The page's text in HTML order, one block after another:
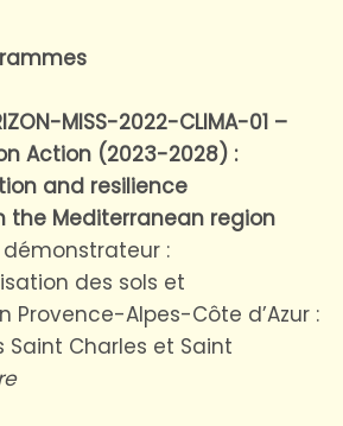
MISS-2022-CLIMA-01 –
Action (2023-2028) :
and resilience
the Mediterranean region
démonstrateur :
des sols et
Provence-Alpes-Côte d’Azur :
Charles et Saint